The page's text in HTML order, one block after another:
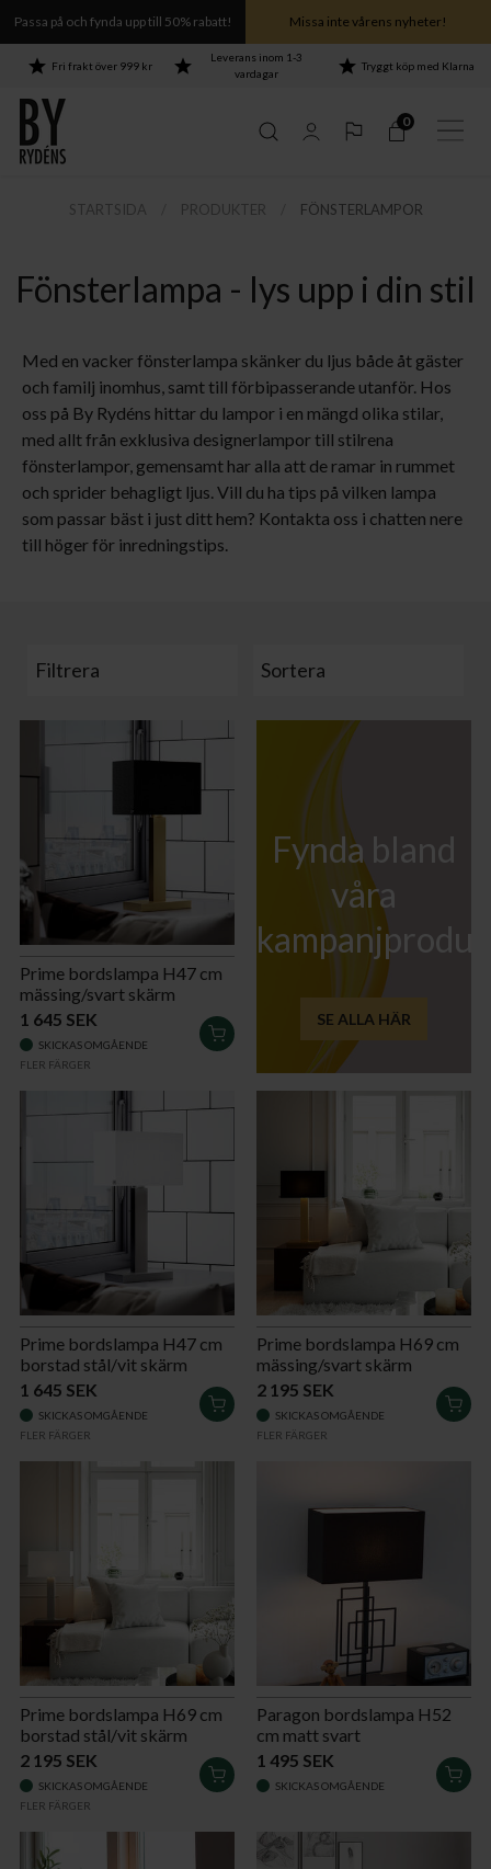
Passa på och fynda upp till 50% rabatt! Missa inte vårens nyheter!
Fri frakt över 999 kr
Leverans inom 1-3
vardagar
Tryggt köp med Klarna
0
STARTSIDA PRODUKTER FÖNSTERLAMPOR
Fönsterlampa - lys upp i din stil
Med en vacker fönsterlampa skänker du ljus både åt gäster
och familj inomhus, samt till förbipasserande utanför. Hos
oss på By Rydéns hittar du lampor i en mängd olika stilar,
med allt från exklusiva designerlampor till stilrena
fönsterlampor, gemensamt har alla att de ramar in rummet
och sprider behagligt ljus. Vill du ha tips på vilken lampa
som passar bäst i just ditt hem? Kontakta oss i chatten nere
till höger för inredningstips.
Filtrera Sortera
Prime bordslampa H47 cm
mässing/svart skärm
1 645 SEK
LÄGG
I
VARUKORGEN
SKICKAS OMGÅENDE
FLER FÄRGER
Fynda bland
våra
SE ALLA HÄR
Prime bordslampa H47 cm
borstad stål/vit skärm
1 645 SEK
LÄGG
I
VARUKORGEN
SKICKAS OMGÅENDE
FLER FÄRGER
Prime bordslampa H69 cm
mässing/svart skärm
2 195 SEK
I
SKICKAS OMGÅENDE
FLER FÄRGER
Prime bordslampa H69 cm
borstad stål/vit skärm
2 195 SEK
LÄGG
I
SKICKAS OMGÅENDE
FLER FÄRGER
Paragon bordslampa H52
cm matt svart
1 495 SEK
I
SKICKAS OMGÅENDE